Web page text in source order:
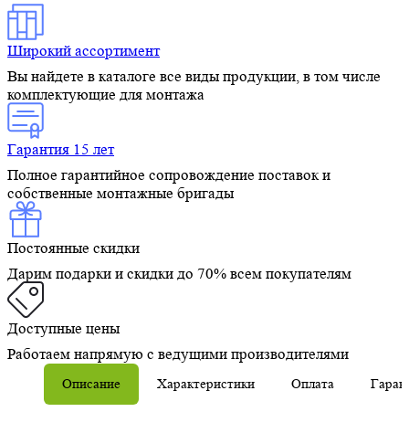
Широкий ассортимент
Вы найдете в каталоге все виды продукции, в том числе
комплектующие для монтажа
Гарантия 15 лет
Полное гарантийное сопровождение поставок и
собственные монтажные бригады
Постоянные скидки
Дарим подарки и скидки до 70% всем покупателям
Доступные цены
Работаем напрямую с ведущими производителями
Описание Характеристики Оплата